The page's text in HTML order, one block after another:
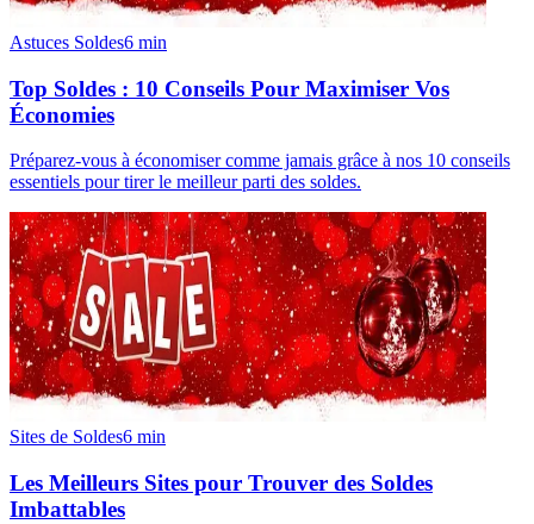
Astuces Soldes6 min
Top Soldes : 10 Conseils Pour Maximiser Vos
Économies
Préparez-vous à économiser comme jamais grâce à nos 10 conseils
essentiels pour tirer le meilleur parti des soldes.
Sites de Soldes6 min
Les Meilleurs Sites pour Trouver des Soldes
Imbattables